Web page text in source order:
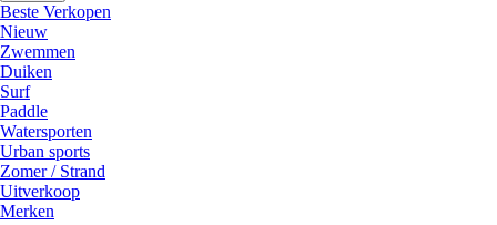
Beste Verkopen
Nieuw
Zwemmen
Duiken
Surf
Paddle
Watersporten
Urban sports
Zomer / Strand
Uitverkoop
Merken